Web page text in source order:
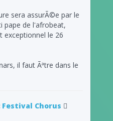
sera assurÃ©e par le
pape de l'afrobeat,
exceptionnel le 26
il faut Ãªtre dans le
Festival Chorus